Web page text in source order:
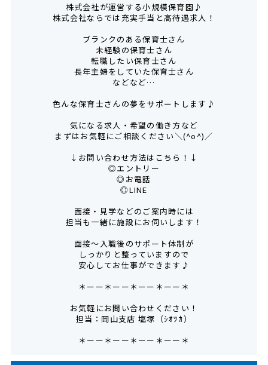
株式会社が運営する小規模保育園♪
株式会社ならでは充実手当と高待遇求人！
ブランクのある保育士さん
未経験の保育士さん
転職したい保育士さん
長年主婦をしていた保育士さん
などなど…
色んな保育士さんの夢をサポートします♪
気になる求人・希望の働き方など
まずはお気軽にご相談ください＼(^o^)／
↓お問い合わせ方法はこちら！↓
◎エントリー
◎お電話
◎LINE
面接・見学などのご案内時には
担当も一緒に施設にお伺いします！
面接～入職後のサポート体制が
しっかりと整っていますので
安心してお仕事ができます♪
＊ーー＊ーー＊ーー＊ーー＊
お気軽にお問い合わせください！
担当：岡山支店 塩塚（ｼｵﾂｶ）
＊ーー＊ーー＊ーー＊ーー＊